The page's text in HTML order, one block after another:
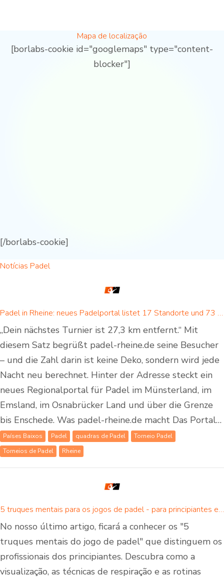
Mapa de localização
[borlabs-cookie id="googlemaps" type="content-
blocker"]
[/borlabs-cookie]
Notícias Padel
Padel in Rheine: neues Padelportal listet 17 Standorte und 73 Padel-Courts in Rheine und Umgebung
„Dein nächstes Turnier ist 27,3 km entfernt.“ Mit
diesem Satz begrüßt padel-rheine.de seine Besucher
– und die Zahl darin ist keine Deko, sondern wird jede
Nacht neu berechnet. Hinter der Adresse steckt ein
neues Regionalportal für Padel im Münsterland, im
Emsland, im Osnabrücker Land und über die Grenze
bis Enschede. Was padel-rheine.de macht Das Portal…
Países Baixos Padel quadras de Padel
Torneio Padel
Torneios de Padel
Rheine
5 truques mentais para os jogos de padel - para principiantes e jogadores avançados de padel
No nosso último artigo, ficará a conhecer os "5
truques mentais do jogo de padel" que distinguem os
profissionais dos principiantes. Descubra como a
visualização, as técnicas de respiração e as rotinas